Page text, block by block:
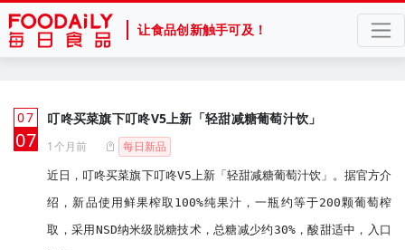
让食品创新触手可及！
07
月
07
叮咚买菜旗下叮咚V5上新「轻甜减糖葡萄汁饮」
1个月前 每日新品
近日，叮咚买菜旗下叮咚V5上新「轻甜减糖葡萄汁饮」。据官方介
绍，新品使用鲜果榨取100%纯果汁，一瓶约等于200颗葡萄榨
取，采用NSD纳米级脱糖技术，总糖减少约30%，酸甜适中，入口